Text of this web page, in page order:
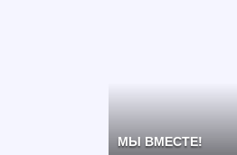
МЫ ВМЕСТЕ!